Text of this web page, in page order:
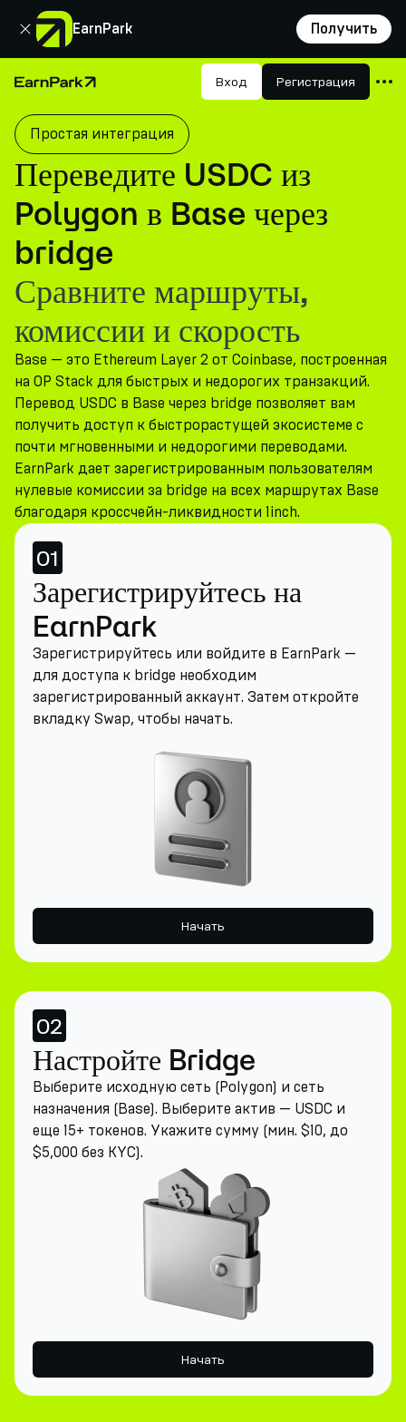
EarnPark Получить
Закрыть
Главная страница Вход Регистрация
Продукты
Рынки
Калькуляторы
Токен PARK
Ресурсы
Компания
Простая интеграция
Переведите USDC из
Polygon в Base через
bridge
Сравните маршруты,
комиссии и скорость
Base — это Ethereum Layer 2 от Coinbase, построенная
на OP Stack для быстрых и недорогих транзакций.
Перевод USDC в Base через bridge позволяет вам
получить доступ к быстрорастущей экосистеме с
почти мгновенными и недорогими переводами.
EarnPark дает зарегистрированным пользователям
нулевые комиссии за bridge на всех маршрутах Base
благодаря кроссчейн-ликвидности 1inch.
01
Зарегистрируйтесь на
EarnPark
Зарегистрируйтесь или войдите в EarnPark —
для доступа к bridge необходим
зарегистрированный аккаунт. Затем откройте
вкладку Swap, чтобы начать.
Начать
02
Настройте Bridge
Выберите исходную сеть (Polygon) и сеть
назначения (Base). Выберите актив — USDC и
еще 15+ токенов. Укажите сумму (мин. $10, до
$5,000 без KYC).
Начать